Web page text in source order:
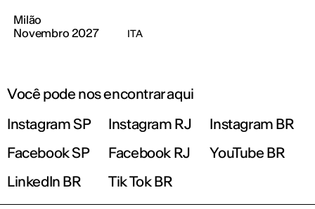
Milão
Novembro 2027
ITA
Você pode nos encontrar aqui
Instagram SP
Instagram RJ
Instagram BR
Facebook SP
Facebook RJ
YouTube BR
LinkedIn BR
Tik Tok BR